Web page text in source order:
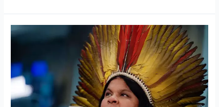
Ministra
indígenas
preservam
80%
da